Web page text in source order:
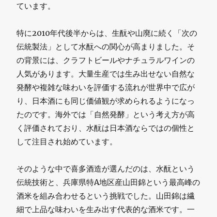
ています。
特に2010年代後半からは、生酛や山廃に続く「次の
伝統製法」として水酛への関心が高まりました。そ
の背景には、クラフトビールやナチュラルワインの
人気があります。大量生産では生み出せない自然な
発酵や複雑な味わいを評価する流れが世界中で広が
り、日本酒にも同じ価値観が求められるようになっ
たのです。海外では「自然発酵」という考え方が高
く評価されており、水酛は日本酒ならではの個性と
して注目され始めています。
そのような中で喜多酒造が選んだのは、水酛という
伝統技術と、兵庫県特A地区産山田錦という最高峰の
酒米を組み合わせるという挑戦でした。山田錦は繊
細で上品な味わいを生み出す代表的な酒米です。一